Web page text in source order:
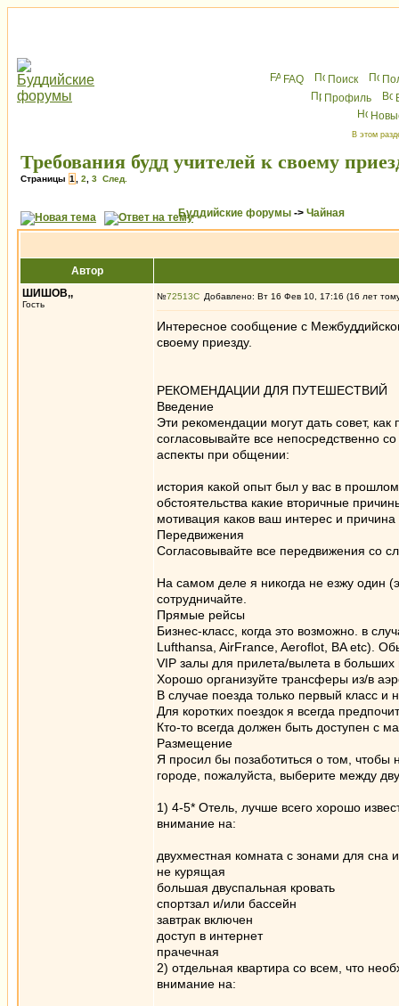
FAQ Поиск
Профиль
В этом
Требования будд учителей к своему
Страницы 1 2 3 След.
Буддийские форумы -> Чайная
Автор
ШИШОВ,,
Гость
№72513 Добавлено: Вт 16 Фев 10, 17:16 (16 лет
Интересное сообщение с
своему приезду.
РЕКОМЕНДАЦИИ ДЛЯ ПУТЕШЕСТВИЙ
Введение
Эти рекомендации могут дать совет,
согласовывайте все непосредственно
аспекты при общении:
история какой опыт был у вас в
обстоятельства какие вторичные
мотивация каков ваш интерес и
Передвижения
Согласовывайте все передвижения со
На самом деле я никогда не езжу один
сотрудничайте.
Прямые рейсы
Бизнес-класс, когда это возможно. в
Lufthansa, AirFrance, Aeroflot, BA etc).
VIP залы для прилета/вылета в
Хорошо организуйте трансферы из/в
В случае поезда только первый класс и
Для коротких поездок я всегда
Кто-то всегда должен быть доступен с
Размещение
Я просил бы позаботиться о том, чтобы
городе, пожалуйста, выберите между
1) 4-5* Отель, лучше всего хорошо
внимание на:
двухместная комната с зонами для
не курящая
большая двуспальная кровать
спортзал и/или бассейн
завтрак включен
доступ в интернет
прачечная
2) отдельная квартира со всем, что
внимание на: